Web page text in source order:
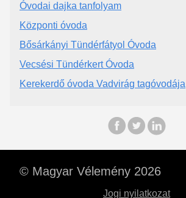
Óvodai dajka tanfolyam
Központi óvoda
Bősárkányi Tündérfátyol Óvoda
Vecsési Tündérkert Óvoda
Kerekerdő óvoda Vadvirág tagóvodája
© Magyar Vélemény 2026
Jogi nyilatkozat